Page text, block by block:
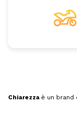
Chiarezza è un brand